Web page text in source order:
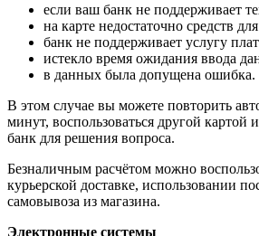
если ваш банк не поддерживает
на карте недостаточно средств
банк не поддерживает услугу
истекло время ожидания ввода
в данных была допущена ошибка.
В этом случае вы можете повторить
минут, воспользоваться другой картой
банк для решения вопроса.
Безналичным расчётом можно
курьерской доставке, использовании
самовывоза из магазина.
Электронные системы